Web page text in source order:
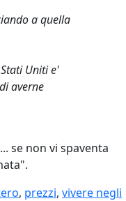
a quella
Uniti e'
averne
se non vi spaventa
, prezzi, vivere negli